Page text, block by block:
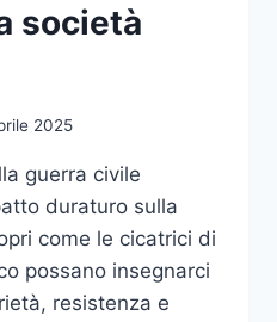
società
2025
guerra civile
duraturo sulla
come le cicatrici di
possano insegnarci
resistenza e